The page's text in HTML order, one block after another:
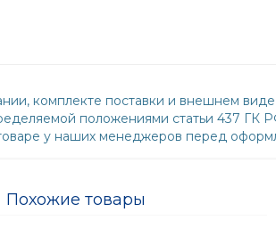
комплекте поставки и внешнем
положениями статьи 437
у наших менеджеров перед
Похожие товары